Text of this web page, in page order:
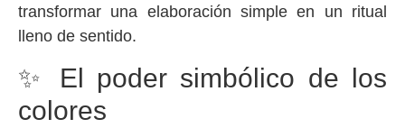
transformar una elaboración simple en un ritual
lleno de sentido.
✨ El poder simbólico de los
colores